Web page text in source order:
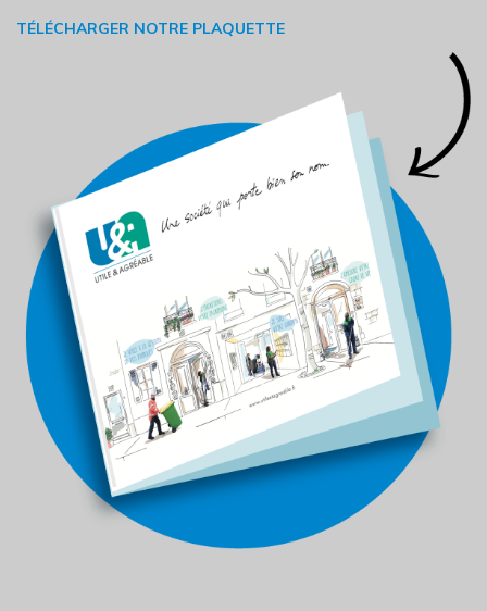
TÉLÉCHARGER NOTRE PLAQUETTE